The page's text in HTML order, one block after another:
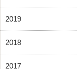
2019
2018
2017